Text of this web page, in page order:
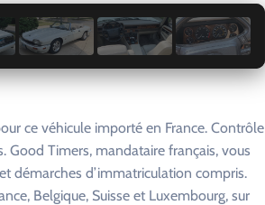
1 / 12
ce véhicule importé en France. Contrôle
Timers, mandataire français, vous
démarches d’immatriculation compris.
Belgique, Suisse et Luxembourg, sur